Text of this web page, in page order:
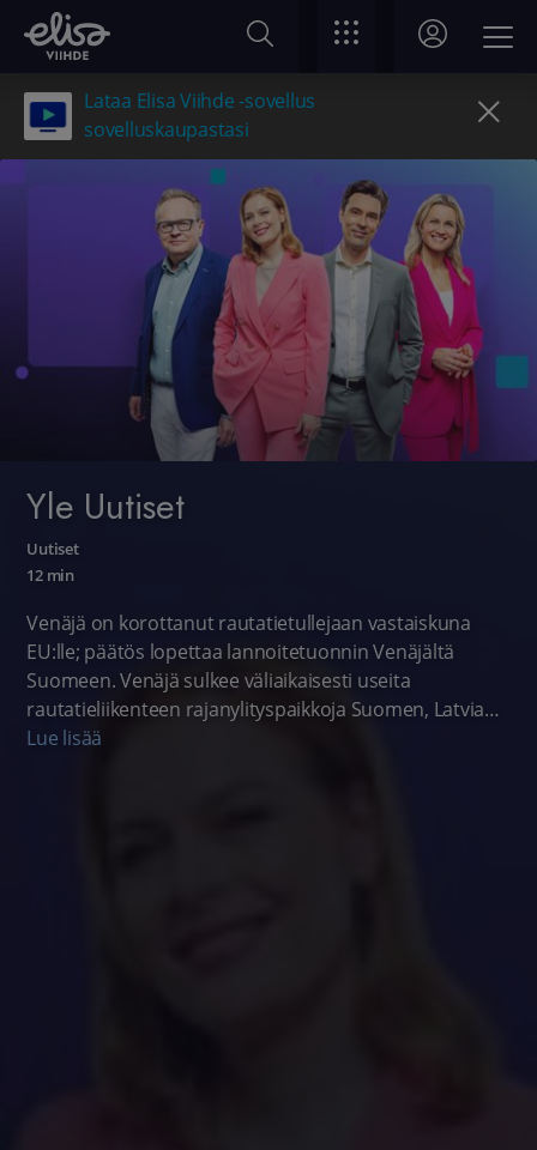
Lataa Elisa Viihde -sovellus
sovelluskaupastasi
Yle Uutiset
Uutiset
12 min
Venäjä on korottanut rautatietullejaan vastaiskuna
EU:lle; päätös lopettaa lannoitetuonnin Venäjältä
Suomeen. Venäjä sulkee väliaikaisesti useita
rautatieliikenteen rajanylityspaikkoja Suomen, Latvian
ja Viron vastaisilla rajoilla. Ruotsalaisen tutkimuksen
Lue lisää